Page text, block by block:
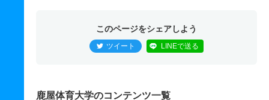
このページをシェアしよう
ツイート LINEで送る
鹿屋体育大学のコンテンツ一覧